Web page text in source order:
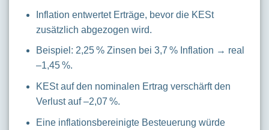
Inflation entwertet Erträge, bevor die KESt
zusätzlich abgezogen wird.
Beispiel: 2,25 % Zinsen bei 3,7 % Inflation → real
–1,45 %.
KESt auf den nominalen Ertrag verschärft den
Verlust auf –2,07 %.
Eine inflationsbereinigte Besteuerung würde